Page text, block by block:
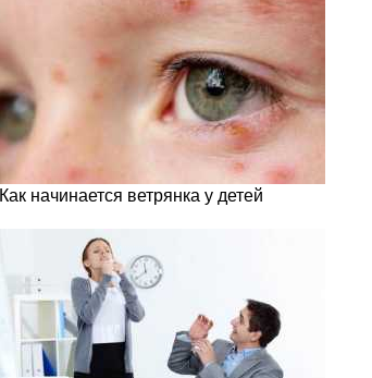
Как начинается ветрянка у детей